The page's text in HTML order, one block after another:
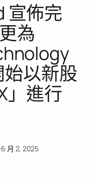
宣佈完
為
以新股
」進行
6 月 2, 2025